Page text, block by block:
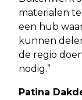
materialen
een hub
kunnen
de regio
nodig.”
Patina